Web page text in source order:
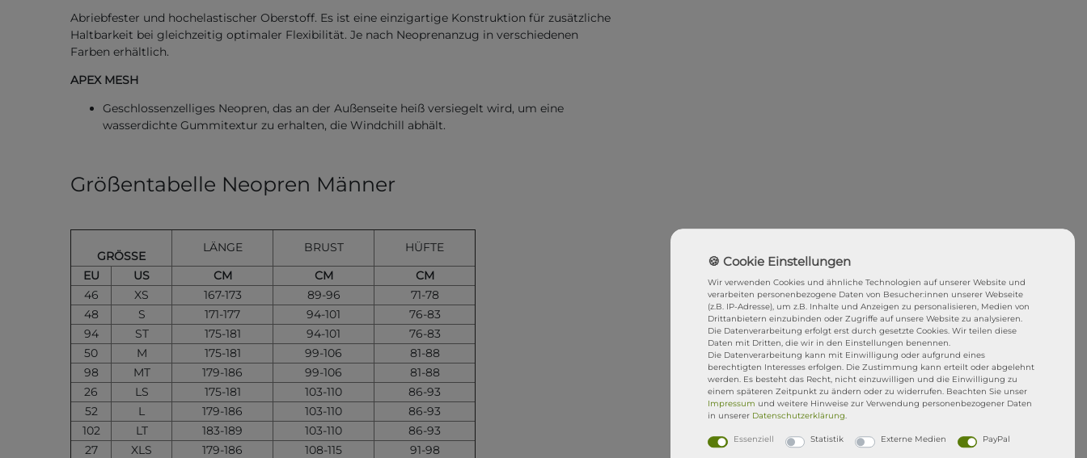
Abriebfester und hochelastischer Oberstoff. Es ist eine einzigartige Konstruktion für zusätzliche
Haltbarkeit bei gleichzeitig optimaler Flexibilität. Je nach Neoprenanzug in verschiedenen
Farben erhältlich.
APEX MESH
Geschlossenzelliges Neopren, das an der Außenseite heiß versiegelt wird, um eine
wasserdichte Gummitextur zu erhalten, die Windchill abhält.
Größentabelle Neopren Männer
GRÖSSE
LÄNGE BRUST
HÜFTE
EU
US CM CM
CM
46
XS 167-173 89-96
71-78
48
S 171-177 94-101
76-83
94
ST 175-181 94-101
76-83
50
M 175-181 99-106
81-88
98
MT 179-186 99-106
81-88
26
LS 175-181 103-110
86-93
52
L 179-186 103-110
86-93
102
LT 183-189 103-110
86-93
27
XLS 179-186 108-115
91-98
Wir verwenden Cookies und ähnliche Technologien auf unserer Website und
verarbeiten personenbezogene Daten von Besucher:innen unserer Webseite
(z.B. IP-Adresse), um z.B. Inhalte und Anzeigen zu personalisieren, Medien von
Drittanbietern einzubinden oder Zugriffe auf unsere Website zu analysieren.
Die Datenverarbeitung erfolgt erst durch gesetzte Cookies. Wir teilen diese
Daten mit Dritten, die wir in den Einstellungen benennen.
Die Datenverarbeitung kann mit Einwilligung oder aufgrund eines
berechtigten Interesses erfolgen. Die Zustimmung kann erteilt oder abgelehnt
werden. Es besteht das Recht, nicht einzuwilligen und die Einwilligung zu
einem späteren Zeitpunkt zu ändern oder zu widerrufen. Beachten Sie unser
Impressum und weitere Hinweise zur Verwendung personenbezogener Daten
in unserer Daten­schutz­erklärung.
Essenziell Statistik Externe Medien PayPal